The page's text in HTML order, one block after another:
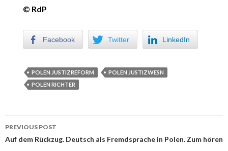
© RdP
Facebook Twitter LinkedIn
POLEN JUSTIZREFORM
POLEN JUSTIZWESN
POLEN RICHTER
Post navigation
PREVIOUS POST
Auf dem Rückzug. Deutsch als Fremdsprache in Polen. Zum hören